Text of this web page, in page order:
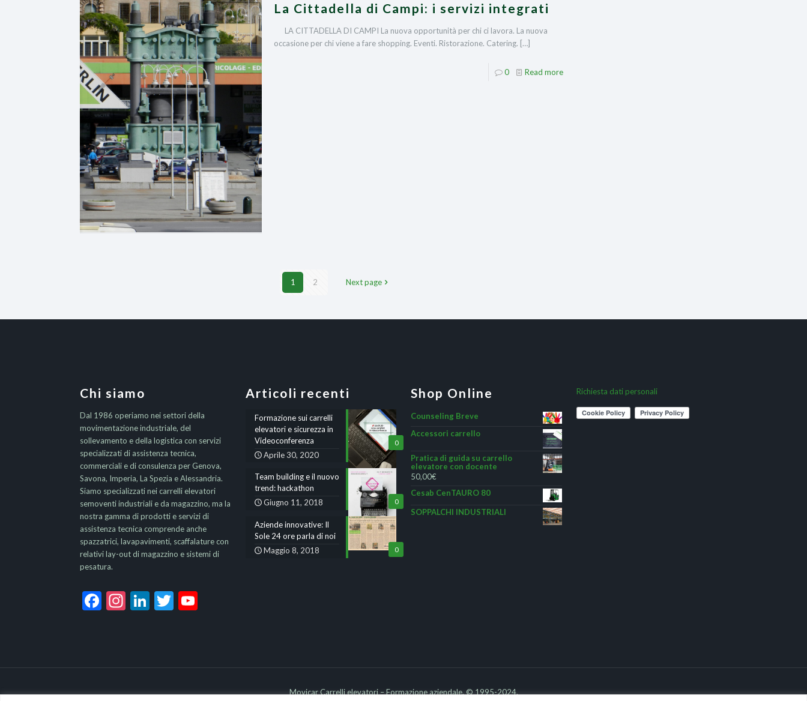
La Cittadella di Campi: i servizi integrati
LA CITTADELLA DI CAMPI La nuova opportunità per chi ci lavora. La nuova
occasione per chi viene a fare shopping. Eventi. Ristorazione. Catering. […]
0 Read more
1 2 Next page
Chi siamo
Dal 1986 operiamo nei settori della
movimentazione industriale, del
sollevamento e della logistica con servizi
specializzati di assistenza tecnica,
commerciali e di consulenza per Genova,
Savona, Imperia, La Spezia e Alessandria.
Siamo specializzati nei carrelli elevatori
semoventi industriali e da magazzino, ma la
nostra gamma di prodotti e servizi di
assistenza tecnica comprende anche
spazzatrici, lavapavimenti, scaffalature con
relativi lay-out di magazzino e sistemi di
pesatura.
Facebook
Instagram
LinkedIn
Twitter
Articoli recenti
0
Formazione sui carrelli
elevatori e sicurezza in
Videoconferenza
Aprile 30, 2020
0
Team building e il nuovo
trend: hackathon
Giugno 11, 2018
0
Aziende innovative: Il
Sole 24 ore parla di noi
Maggio 8, 2018
Shop Online
Counseling Breve
Accessori carrello
Pratica di guida su carrello
elevatore con docente
50,00€
Cesab CenTAURO 80
SOPPALCHI INDUSTRIALI
Richiesta dati personali
Movicar Carrelli elevatori – Formazione aziendale. © 1995-2024.